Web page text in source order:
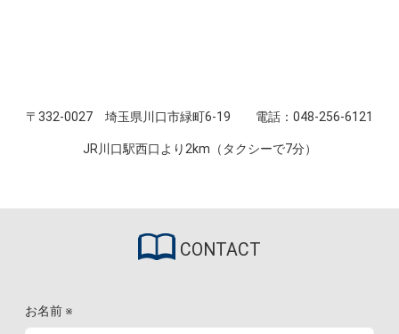
〒332-0027 埼玉県川口市緑町6-19 電話：048-256-6121
JR川口駅西口より2km（タクシーで7分）
CONTACT
お名前 ※